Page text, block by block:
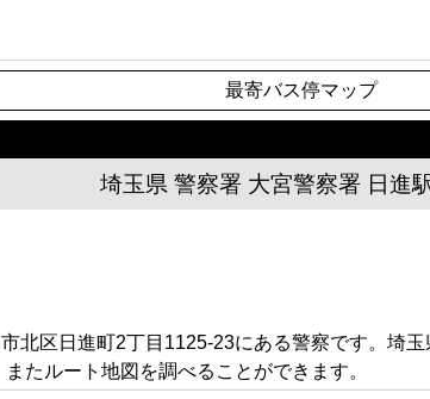
最寄バス停マップ
埼玉県 警察署 大宮警察署 日進
北区日進町2丁目1125-23にある警察です。埼
たルート地図を調べることができます。